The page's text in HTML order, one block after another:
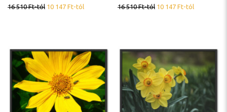
16 510Ft-tól 10 147 Ft-tól 16 510Ft-tól 10 147 Ft-tól